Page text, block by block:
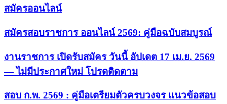
สมัครออนไลน์
สมัครสอบราชการ ออนไลน์ 2569: คู่มือฉบับสมบูรณ์
งานราชการ เปิดรับสมัคร วันนี้ อัปเดต 17 เม.ย. 2569
— ไม่มีประกาศใหม่ โปรดติดตาม
สอบ ก.พ. 2569 : คู่มือเตรียมตัวครบวงจร แนวข้อสอบ